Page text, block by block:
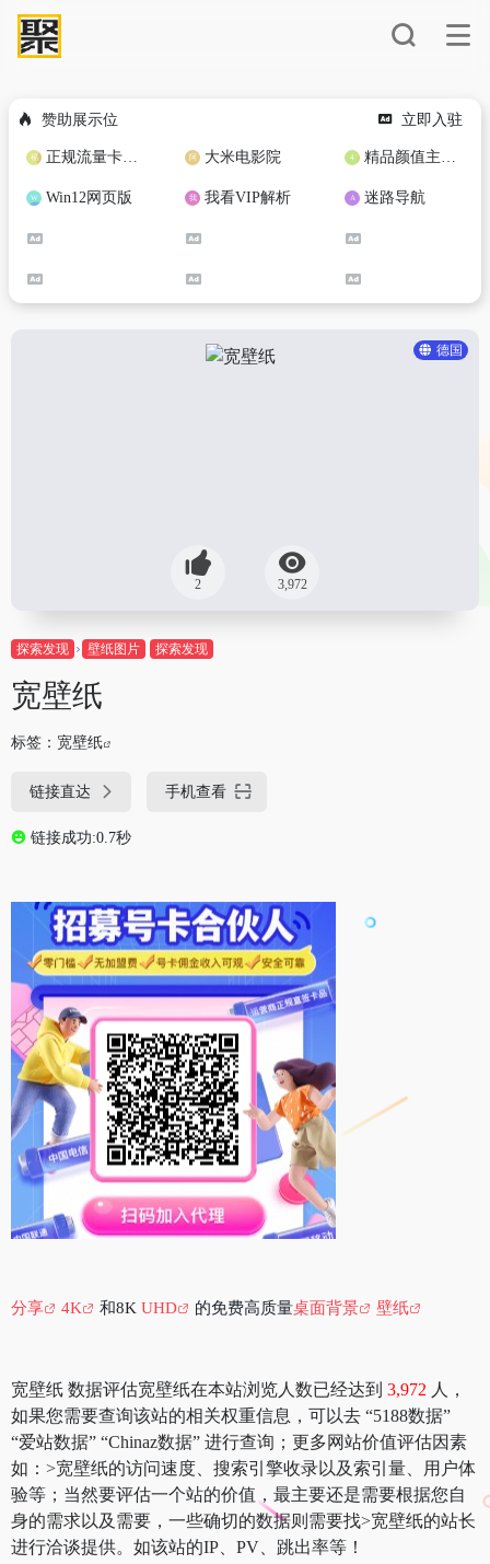
赞助展示位 立即入驻
正规流量卡免费加盟合作 大米电影院 精品颜值主播定制
Win12网页版 我看VIP解析 迷路导航
德国
2 3,972
探索发现 壁纸图片 探索发现
宽壁纸
标签： 宽壁纸
链接直达 手机查看
链接成功:0.7秒
分享 4K 和8K UHD 的免费高质量桌面背景 壁纸
宽壁纸 数据评估宽壁纸在本站浏览人数已经达到 3,972 人，
如果您需要查询该站的相关权重信息，可以去 “5188数据”
“爱站数据” “Chinaz数据” 进行查询；更多网站价值评估因素
如：>宽壁纸的访问速度、搜索引擎收录以及索引量、用户体
验等；当然要评估一个站的价值，最主要还是需要根据您自
身的需求以及需要，一些确切的数据则需要找>宽壁纸的站长
进行洽谈提供。如该站的IP、PV、跳出率等！